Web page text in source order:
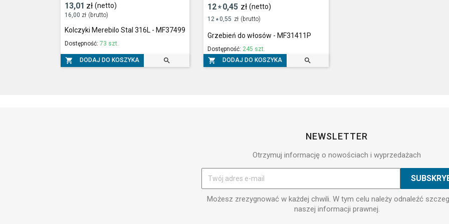
13,01 zł (netto)
16,00 zł (brutto)
Kolczyki Merebilo Stal 316L - MF37499
Dostępność:73 szt.
 DODAJ DO KOSZYKA 
12*0,45 zł (netto)
12 *0,55 zł (brutto)
Grzebień do włosów - MF31411P
Dostępność: 245 szt.
 DODAJ DO KOSZYKA 
NEWSLETTER
Otrzymuj informację o nowościach i wyprzedażach
Możesz zrezygnować w każdej chwili. W tym celu należy odnaleźć
naszej informacji prawnej.